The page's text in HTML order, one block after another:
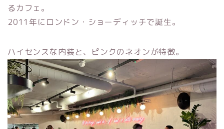
るカフェ。
2011年にロンドン・ショーディッチで誕生。
ハイセンスな内装と、ピンクのネオンが特徴。